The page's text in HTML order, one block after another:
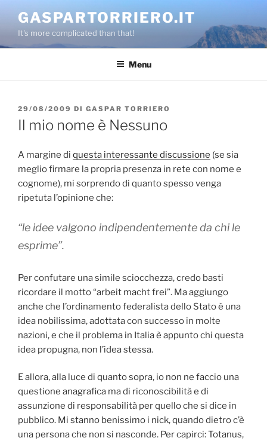
contenuto
GASPARTORRIERO.IT
It's more complicated than that!
Menu
PUBBLICATO
IL
29/08/2009 DI GASPAR TORRIERO
Il mio nome è Nessuno
A margine di questa interessante discussione (se sia
meglio firmare la propria presenza in rete con nome e
cognome), mi sorprendo di quanto spesso venga
ripetuta l’opinione che:
“le idee valgono indipendentemente da chi le
esprime”.
Per confutare una simile sciocchezza, credo basti
ricordare il motto “arbeit macht frei”. Ma aggiungo
anche che l’ordinamento federalista dello Stato è una
idea nobilissima, adottata con successo in molte
nazioni, e che il problema in Italia è appunto chi questa
idea propugna, non l’idea stessa.
E allora, alla luce di quanto sopra, io non ne faccio una
questione anagrafica ma di riconoscibilità e di
assunzione di responsabilità per quello che si dice in
pubblico. Mi stanno benissimo i nick, quando dietro c’è
una persona che non si nasconde. Per capirci: Totanus,